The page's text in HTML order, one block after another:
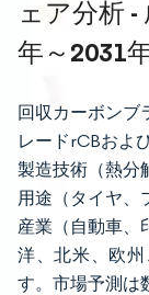
ェア分析
年～2031年
回収カーボンブ
レードrCBおよ
製造技術（熱分
用途（タイヤ、
産業（自動車、
洋、北米、欧
す。市場予測は